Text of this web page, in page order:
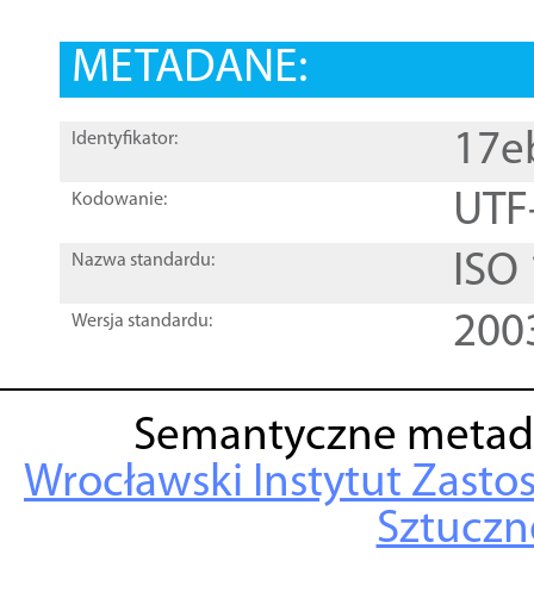
METADANE:
Identyfikator:
Kodowanie:
Nazwa standardu:
Wersja standardu:
Semantyczne
Wrocławski Instytut